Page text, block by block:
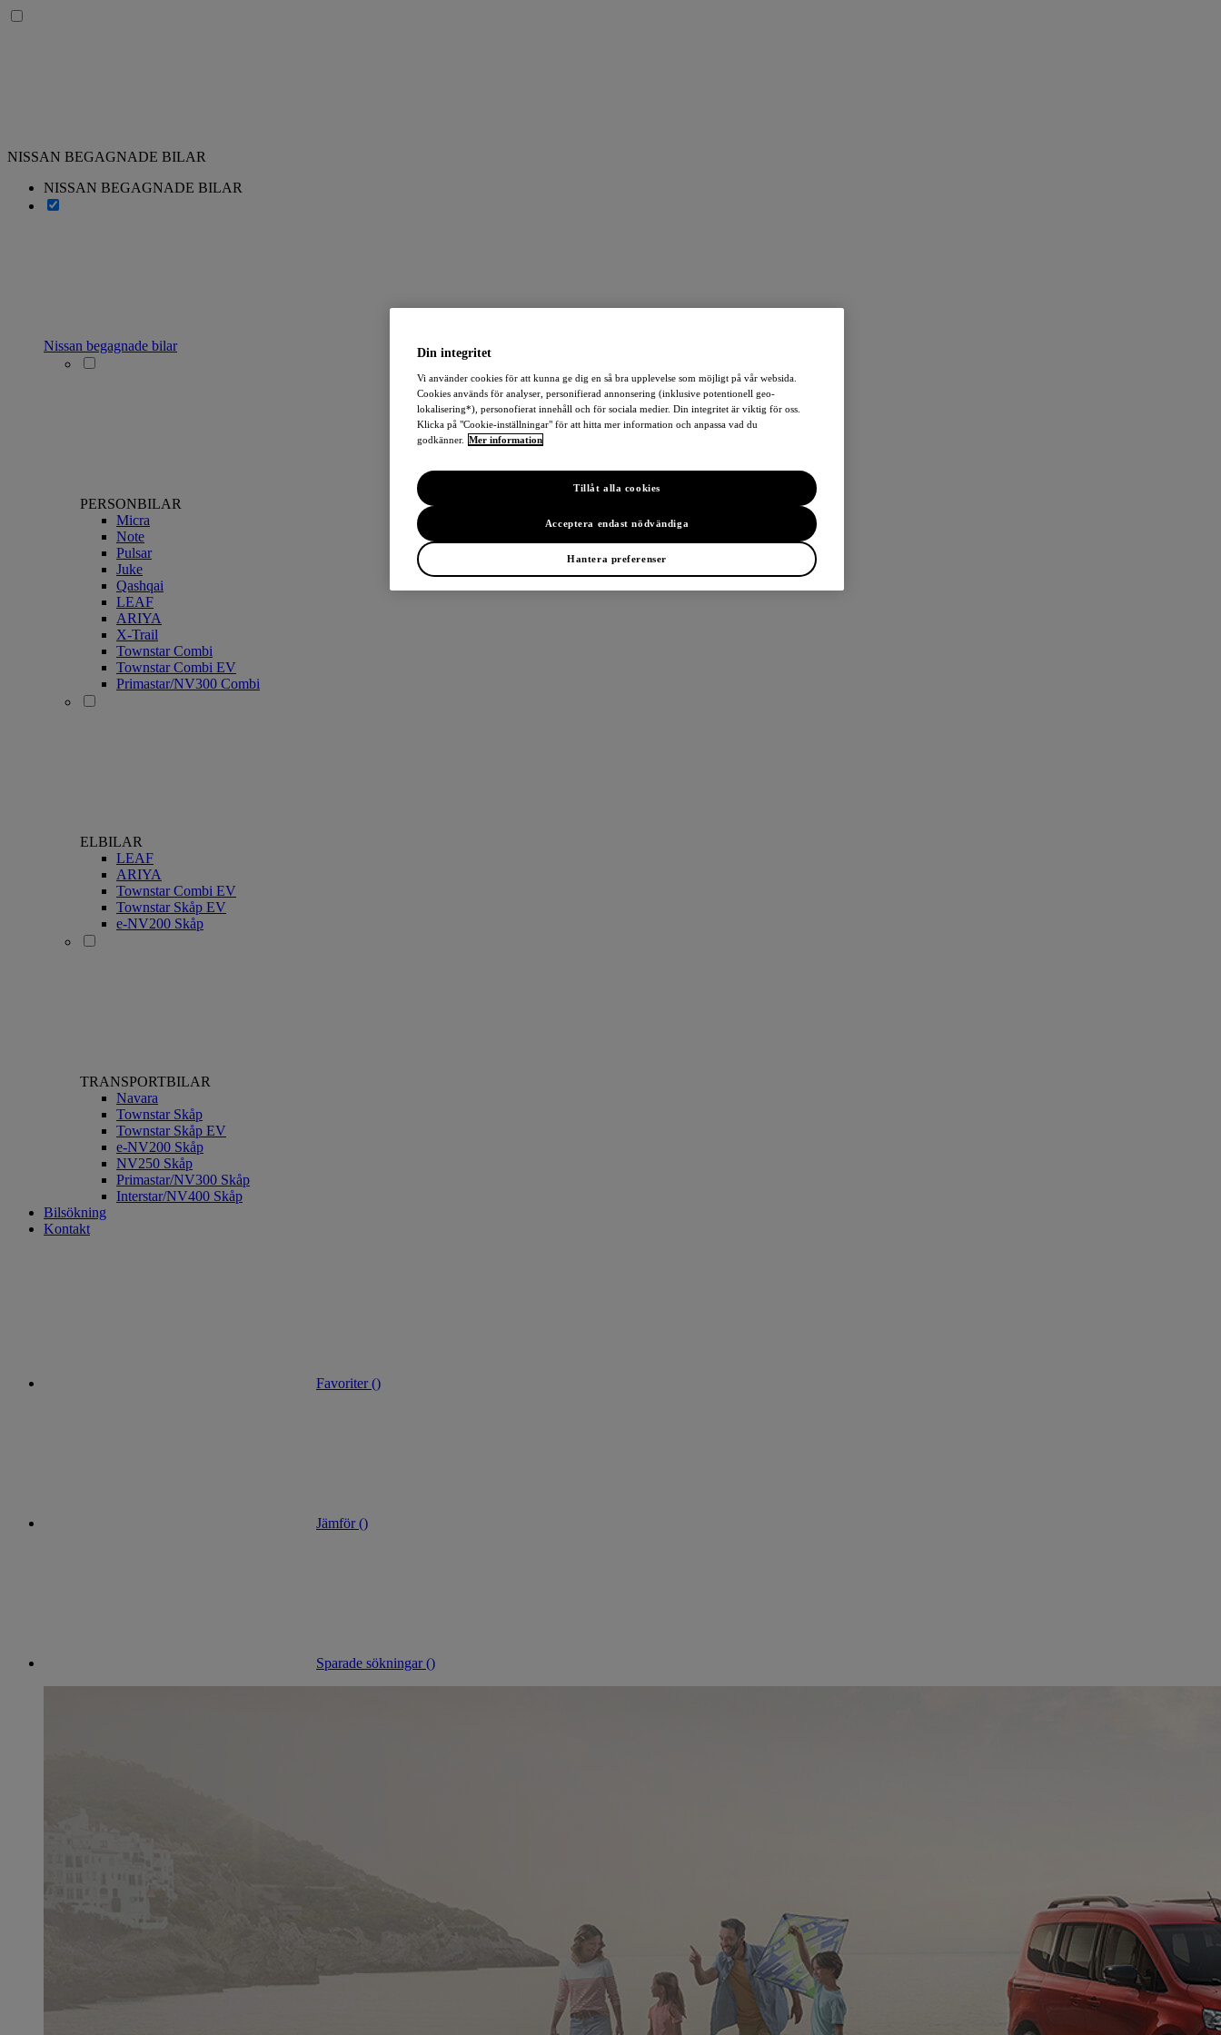
NISSAN BEGAGNADE BILAR
NISSAN BEGAGNADE BILAR
Nissan begagnade bilar
PERSONBILAR
Micra
Note
Pulsar
Juke
Qashqai
LEAF
ARIYA
X-Trail
Townstar Combi
Townstar Combi EV
Primastar/NV300 Combi
ELBILAR
LEAF
ARIYA
Townstar Combi EV
Townstar Skåp EV
e-NV200 Skåp
TRANSPORTBILAR
Navara
Townstar Skåp
Townstar Skåp EV
e-NV200 Skåp
NV250 Skåp
Primastar/NV300 Skåp
Interstar/NV400 Skåp
Bilsökning
Kontakt
Favoriter ()
Jämför ()
Sparade sökningar ()
Din integritet
Vi använder cookies för att kunna ge dig en så bra upplevelse som möjligt på vår websida.
Cookies används för analyser, personifierad annonsering (inklusive potentionell geo-
lokalisering*), personofierat innehåll och för sociala medier. Din integritet är viktig för oss.
Klicka på "Cookie-inställningar" för att hitta mer information och anpassa vad du
godkänner. Mer information
Hantera preferenser
Acceptera endast nödvändiga
Tillåt alla cookies